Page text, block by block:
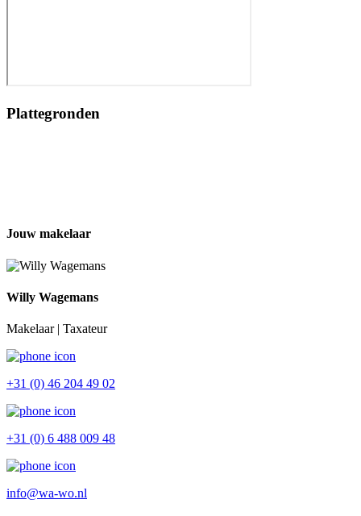
Plattegronden
Jouw makelaar
Willy Wagemans
Makelaar | Taxateur
+31 (0) 46 204 49 02
+31 (0) 6 488 009 48
info@wa-wo.nl